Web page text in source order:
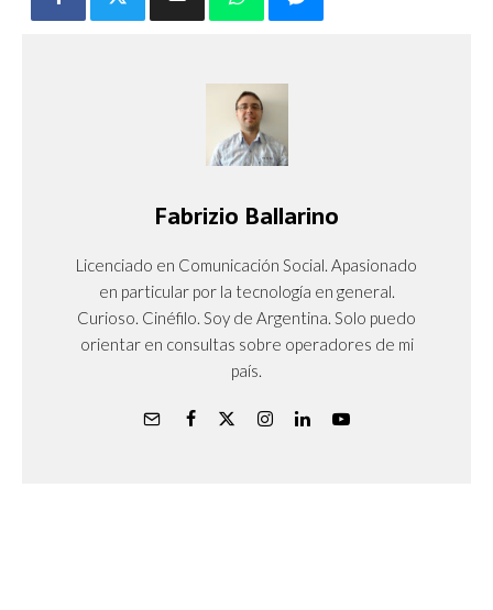
Fabrizio Ballarino
Licenciado en Comunicación Social. Apasionado
en particular por la tecnología en general.
Curioso. Cinéfilo. Soy de Argentina. Solo puedo
orientar en consultas sobre operadores de mi
país.